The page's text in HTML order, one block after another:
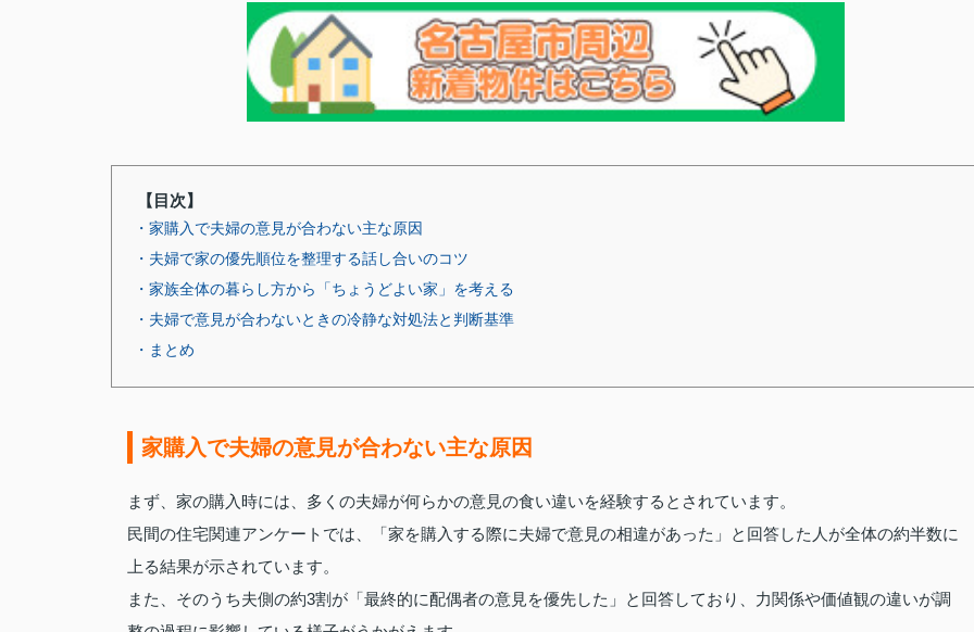
【目次】
・家購入で夫婦の意見が合わない主な原因
・夫婦で家の優先順位を整理する話し合いのコツ
・家族全体の暮らし方から「ちょうどよい家」を考える
・夫婦で意見が合わないときの冷静な対処法と判断基準
・まとめ
家購入で夫婦の意見が合わない主な原因
まず、家の購入時には、多くの夫婦が何らかの意見の食い違いを経験するとされています。
民間の住宅関連アンケートでは、「家を購入する際に夫婦で意見の相違があった」と回答した人が全体の約半数に
上る結果が示されています。
また、そのうち夫側の約3割が「最終的に配偶者の意見を優先した」と回答しており、力関係や価値観の違いが調